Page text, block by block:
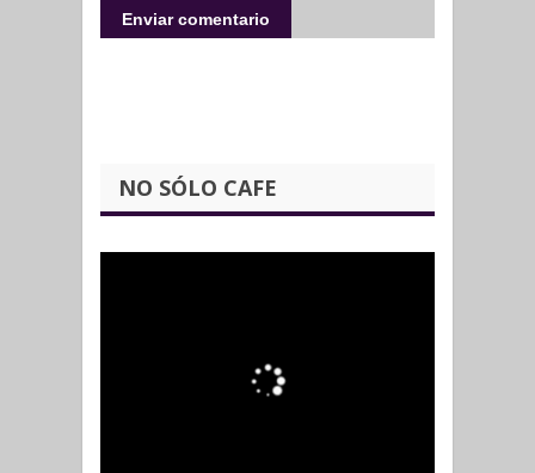
NO SÓLO CAFE